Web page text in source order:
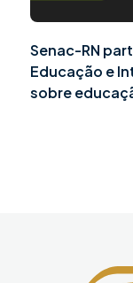
Senac-RN
Educação e
sobre